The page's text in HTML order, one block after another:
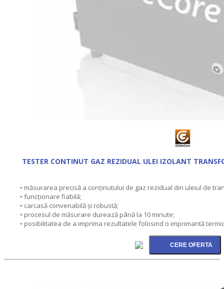
TESTER CONTINUT GAZ REZIDUAL ULEI IZOLANT
• măsurarea precisă a conţinutului de gaz rezidual din uleiul de
• funcţionare fiabilă;
• carcasă convenabilă şi robustă;
• procesul de măsurare durează până la 10 minute;
• posibilitatea de a imprima rezultatele folosind o imprimantă